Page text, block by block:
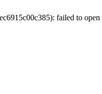
failed to